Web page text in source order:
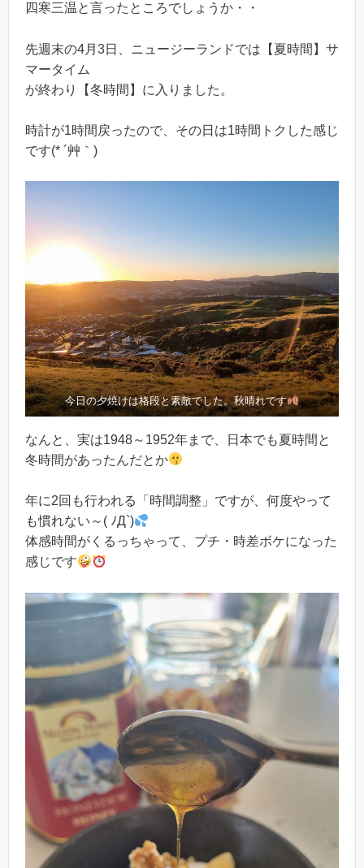
四寒三温と言ったところでしょうか・・
先週末の4月3日、ニュージーランドでは【夏時間】サ
マータイム
が終わり【冬時間】に入りました。
時計が1時間戻ったので、その日は1時間トクした感じ
です(* ´艸｀)
今日の夕焼けは格段と素敵でした。秋晴れです
なんと、実は1948～1952年まで、日本でも夏時間と
冬時間があったんだとか
年に2回も行われる「時間調整」ですが、何度やって
も慣れない～( ﾉД`)
体感時間がくるっちゃって、プチ・時差ボケになった
感じです